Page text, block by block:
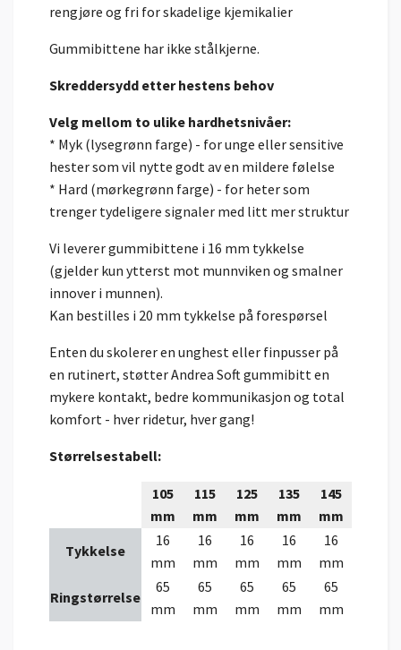
rengjøre og fri for skadelige kjemikalier
Gummibittene har ikke stålkjerne.
Skreddersydd etter hestens behov
Velg mellom to ulike hardhetsnivåer:
* Myk (lysegrønn farge) - for unge eller sensitive
hester som vil nytte godt av en mildere følelse
* Hard (mørkegrønn farge) - for heter som
trenger tydeligere signaler med litt mer struktur
Vi leverer gummibittene i 16 mm tykkelse
(gjelder kun ytterst mot munnviken og smalner
innover i munnen).
Kan bestilles i 20 mm tykkelse på forespørsel
Enten du skolerer en unghest eller finpusser på
en rutinert, støtter Andrea Soft gummibitt en
mykere kontakt, bedre kommunikasjon og total
komfort - hver ridetur, hver gang!
Størrelsestabell:
105
mm
115
mm
125
mm
135
mm
145
mm
Tykkelse
16
mm
16
mm
16
mm
16
mm
16
mm
Ringstørrelse
65
mm
65
mm
65
mm
65
mm
65
mm